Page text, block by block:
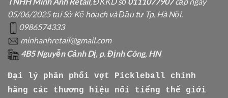
05/06/2025 tại Sở Kế hoạch và Đầu tư Tp. Hà Nội.
0986574333
minhanhretail@gmail.com
4B5 Nguyễn Cảnh Dị, p. Định Công, HN
Đại lý phân phối vợt Pickleball chính
hãng các thương hiệu nổi tiếng thế giới